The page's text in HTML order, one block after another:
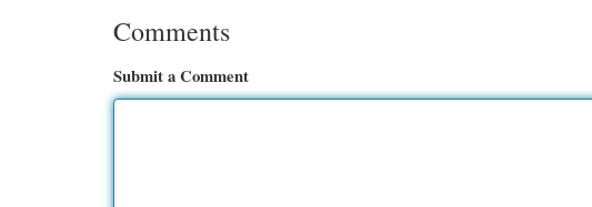
Comments
Submit a Comment